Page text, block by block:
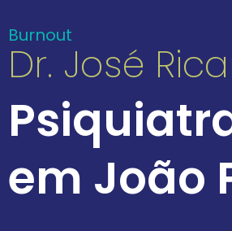
Burnout
Dr. José
em João